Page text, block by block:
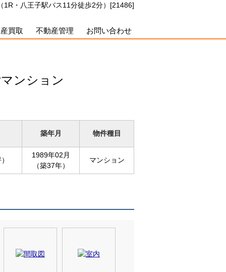
・八王子駅バス11分徒歩2分）[21486]
買取 不動産管理 お問い合わせ
ンション
築年月 物件種目
1989年02月
（築37年）
マンション